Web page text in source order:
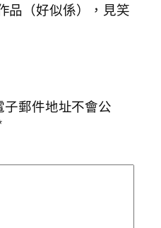
品（好似係），見笑
郵件地址不會公